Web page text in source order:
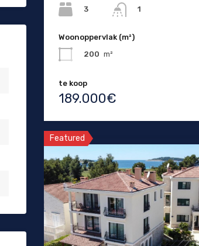
3
1
Woonoppervlak (m²)
200 m²
te koop
189.000€
Featured